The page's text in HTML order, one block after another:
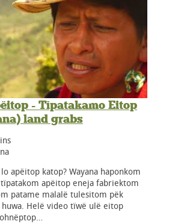
- Tïpatakamo Eitop
land grabs
Time:
apëitop katop? Wayana haponkom
apëitop eneja fabriektom
patame malalë tulesitom pëk
Helë video tïwë ulë eitop